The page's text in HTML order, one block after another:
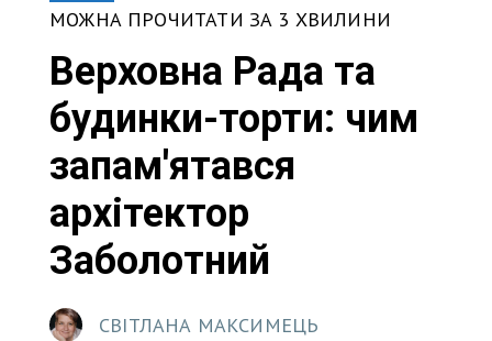
МОЖНА ПРОЧИТАТИ ЗА 3 ХВИЛИНИ
Верховна Рада та
будинки-торти: чим
запам'ятався
архітектор
Заболотний
СВІТЛАНА МАКСИМЕЦЬ